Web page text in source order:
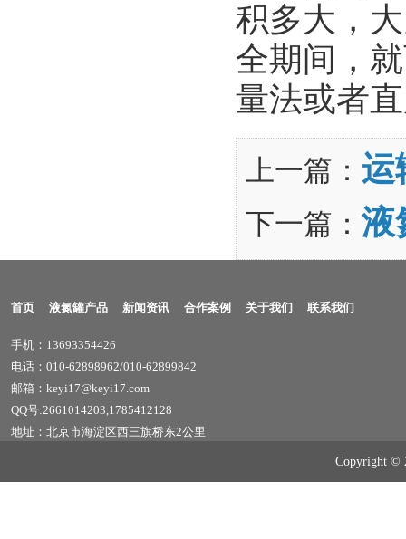
积多大，
全期间，
量法或者
上一篇： 运
下一篇： 液
首页 液氮罐产品 新闻资讯 合作案例 关于我们 联系我们
手机：13693354426
电话：010-62898962/010-62899842
邮箱：keyi17@keyi17.com
QQ号:2661014203,1785412128
地址：北京市海淀区西三旗桥东2公里
Copyright ©